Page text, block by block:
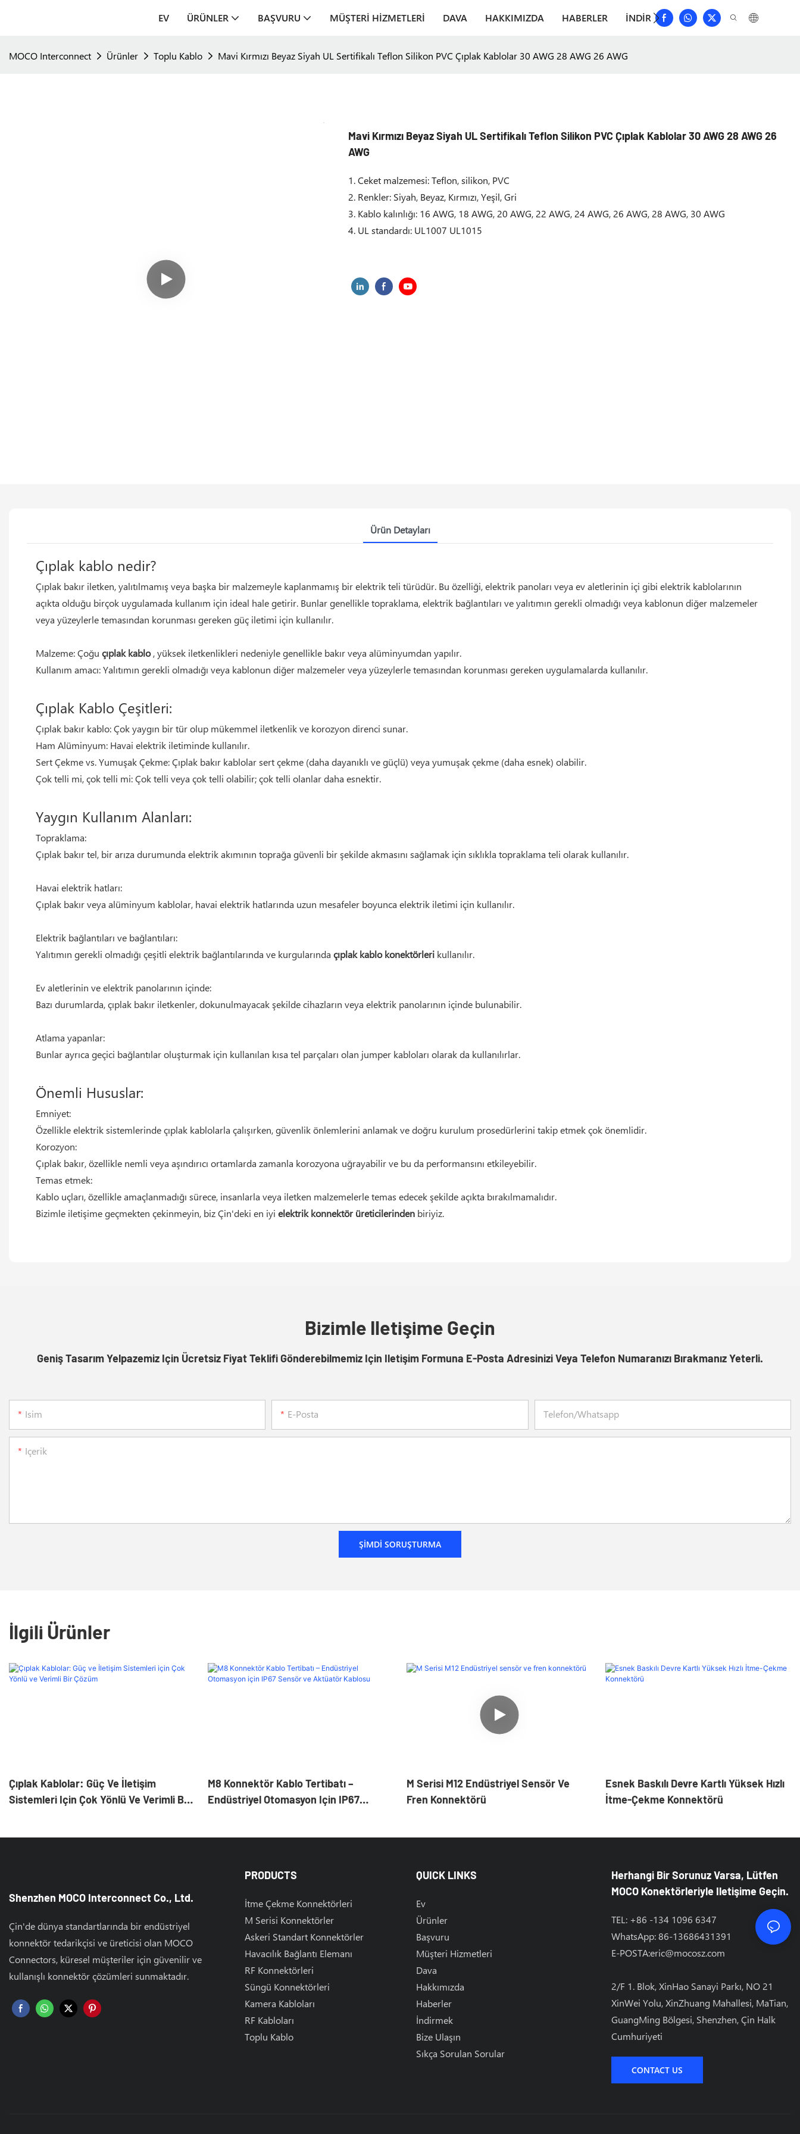
EV ÜRÜNLER BAŞVURU MÜŞTERI HIZMETLERI DAVA HAKKIMIZDA HABERLER İNDIRMEK BIZE ULAŞIN
MOCO Interconnect Ürünler Toplu Kablo Mavi Kırmızı Beyaz Siyah UL Sertifikalı Teflon Silikon PVC Çıplak Kablolar 30 AWG 28 AWG 26 AWG
Mavi Kırmızı Beyaz Siyah UL Sertifikalı Teflon Silikon PVC Çıplak Kablolar 30 AWG 28 AWG 26
AWG
1. Ceket malzemesi: Teflon, silikon, PVC
2. Renkler: Siyah, Beyaz, Kırmızı, Yeşil, Gri
3. Kablo kalınlığı: 16 AWG, 18 AWG, 20 AWG, 22 AWG, 24 AWG, 26 AWG, 28 AWG, 30 AWG
4. UL standardı: UL1007 UL1015
Ürün Detayları
Çıplak kablo nedir?
Çıplak bakır iletken, yalıtılmamış veya başka bir malzemeyle kaplanmamış bir elektrik teli türüdür. Bu özelliği, elektrik panoları veya ev aletlerinin içi gibi elektrik kablolarının
açıkta olduğu birçok uygulamada kullanım için ideal hale getirir. Bunlar genellikle topraklama, elektrik bağlantıları ve yalıtımın gerekli olmadığı veya kablonun diğer malzemeler
veya yüzeylerle temasından korunması gereken güç iletimi için kullanılır.
Malzeme: Çoğu çıplak kablo, yüksek iletkenlikleri nedeniyle genellikle bakır veya alüminyumdan yapılır.
Kullanım amacı: Yalıtımın gerekli olmadığı veya kablonun diğer malzemeler veya yüzeylerle temasından korunması gereken uygulamalarda kullanılır.
Çıplak Kablo Çeşitleri:
Çıplak bakır kablo: Çok yaygın bir tür olup mükemmel iletkenlik ve korozyon direnci sunar.
Ham Alüminyum: Havai elektrik iletiminde kullanılır.
Sert Çekme vs. Yumuşak Çekme: Çıplak bakır kablolar sert çekme (daha dayanıklı ve güçlü) veya yumuşak çekme (daha esnek) olabilir.
Çok telli mi, çok telli mi: Çok telli veya çok telli olabilir; çok telli olanlar daha esnektir.
Yaygın Kullanım Alanları:
Topraklama:
Çıplak bakır tel, bir arıza durumunda elektrik akımının toprağa güvenli bir şekilde akmasını sağlamak için sıklıkla topraklama teli olarak kullanılır.
Havai elektrik hatları:
Çıplak bakır veya alüminyum kablolar, havai elektrik hatlarında uzun mesafeler boyunca elektrik iletimi için kullanılır.
Elektrik bağlantıları ve bağlantıları:
Yalıtımın gerekli olmadığı çeşitli elektrik bağlantılarında ve kurgularında çıplak kablo konektörleri kullanılır.
Ev aletlerinin ve elektrik panolarının içinde:
Bazı durumlarda, çıplak bakır iletkenler, dokunulmayacak şekilde cihazların veya elektrik panolarının içinde bulunabilir.
Atlama yapanlar:
Bunlar ayrıca geçici bağlantılar oluşturmak için kullanılan kısa tel parçaları olan jumper kabloları olarak da kullanılırlar.
Önemli Hususlar:
Emniyet:
Özellikle elektrik sistemlerinde çıplak kablolarla çalışırken, güvenlik önlemlerini anlamak ve doğru kurulum prosedürlerini takip etmek çok önemlidir.
Korozyon:
Çıplak bakır, özellikle nemli veya aşındırıcı ortamlarda zamanla korozyona uğrayabilir ve bu da performansını etkileyebilir.
Temas etmek:
Kablo uçları, özellikle amaçlanmadığı sürece, insanlarla veya iletken malzemelerle temas edecek şekilde açıkta bırakılmamalıdır.
Bizimle iletişime geçmekten çekinmeyin, biz Çin'deki en iyi elektrik konnektör üreticilerinden biriyiz.
Bizimle Iletişime Geçin
Geniş Tasarım Yelpazemiz Için Ücretsiz Fiyat Teklifi Gönderebilmemiz Için Iletişim Formuna E-Posta Adresinizi Veya Telefon Numaranızı Bırakmanız Yeterli.
Isim E-Posta Telefon/whatsapp
Içerik
ŞIMDI SORUŞTURMA
İlgili Ürünler
Çıplak Kablolar: Güç Ve İletişim
Sistemleri Için Çok Yönlü Ve Verimli Bir
M8 Konnektör Kablo Tertibatı –
Endüstriyel Otomasyon Için IP67
M Serisi M12 Endüstriyel Sensör Ve
Fren Konnektörü
Esnek Baskılı Devre Kartlı Yüksek Hızlı
İtme-Çekme Konnektörü
Shenzhen MOCO Interconnect Co., Ltd.
Çin'de dünya standartlarında bir endüstriyel
konnektör tedarikçisi ve üreticisi olan MOCO
Connectors, küresel müşteriler için güvenilir ve
kullanışlı konnektör çözümleri sunmaktadır.
PRODUCTS
İtme Çekme Konnektörleri
M Serisi Konnektörler
Askeri Standart Konnektörler
Havacılık Bağlantı Elemanı
RF Konnektörleri
Süngü Konnektörleri
Kamera Kabloları
RF Kabloları
Toplu Kablo
QUICK LINKS
Ev
Ürünler
Başvuru
Müşteri Hizmetleri
Dava
Hakkımızda
Haberler
İndirmek
Bize Ulaşın
Sıkça Sorulan Sorular
Herhangi Bir Sorunuz Varsa, Lütfen
MOCO Konektörleriyle Iletişime Geçin.
TEL: +86 -134 1096 6347
WhatsApp: 86-13686431391
E-POSTA:eric@mocosz.com
2/F 1. Blok, XinHao Sanayi Parkı, NO 21
XinWei Yolu, XinZhuang Mahallesi, MaTian, ​​
GuangMing Bölgesi, Shenzhen, Çin Halk
Cumhuriyeti
CONTACT US